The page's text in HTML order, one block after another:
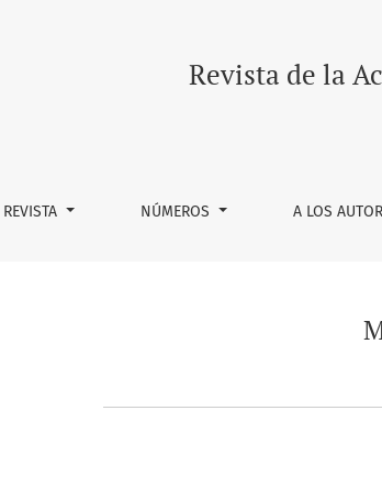
comité editorial
Revista de la
NÚMEROS A LOS
El actual es: